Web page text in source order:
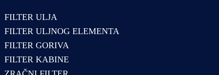
FILTER ULJA
FILTER ULJNOG ELEMENTA
FILTER GORIVA
FILTER KABINE